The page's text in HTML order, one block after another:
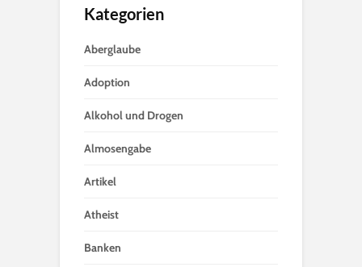
Kategorien
Aberglaube
Adoption
Alkohol und Drogen
Almosengabe
Artikel
Atheist
Banken